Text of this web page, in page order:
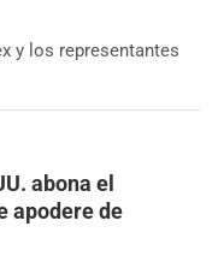
y los representantes
abona el
apodere de